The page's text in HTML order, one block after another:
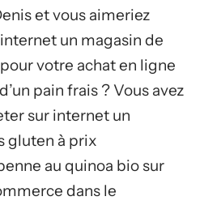
et vous aimeriez
un magasin de
votre achat en ligne
pain frais ? Vous avez
sur internet un
gluten à prix
au quinoa bio sur
dans le